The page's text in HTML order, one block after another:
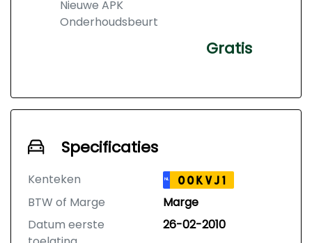
Nieuwe APK
Onderhoudsbeurt
Gratis
Specificaties
Kenteken NL 00KVJ1
BTW of Marge
Marge
Datum eerste
26-02-2010